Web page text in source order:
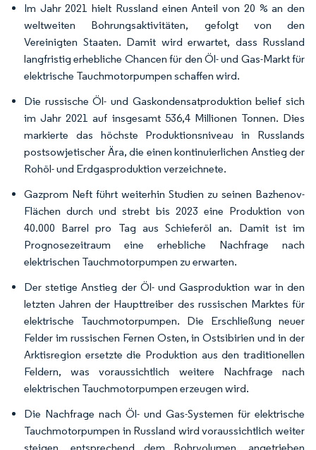
Im Jahr 2021 hielt Russland einen Anteil von 20 % an den
weltweiten Bohrungsaktivitäten, gefolgt von den
Vereinigten Staaten. Damit wird erwartet, dass Russland
langfristig erhebliche Chancen für den Öl- und Gas-Markt für
elektrische Tauchmotorpumpen schaffen wird.
Die russische Öl- und Gaskondensatproduktion belief sich
im Jahr 2021 auf insgesamt 536,4 Millionen Tonnen. Dies
markierte das höchste Produktionsniveau in Russlands
postsowjetischer Ära, die einen kontinuierlichen Anstieg der
Rohöl- und Erdgasproduktion verzeichnete.
Gazprom Neft führt weiterhin Studien zu seinen Bazhenov-
Flächen durch und strebt bis 2023 eine Produktion von
40.000 Barrel pro Tag aus Schieferöl an. Damit ist im
Prognosezeitraum eine erhebliche Nachfrage nach
elektrischen Tauchmotorpumpen zu erwarten.
Der stetige Anstieg der Öl- und Gasproduktion war in den
letzten Jahren der Haupttreiber des russischen Marktes für
elektrische Tauchmotorpumpen. Die Erschließung neuer
Felder im russischen Fernen Osten, in Ostsibirien und in der
Arktisregion ersetzte die Produktion aus den traditionellen
Feldern, was voraussichtlich weitere Nachfrage nach
elektrischen Tauchmotorpumpen erzeugen wird.
Die Nachfrage nach Öl- und Gas-Systemen für elektrische
Tauchmotorpumpen in Russland wird voraussichtlich weiter